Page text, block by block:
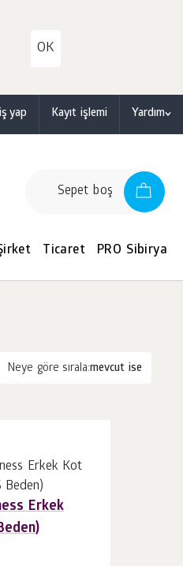
OK
yap Kayıt işlemi Yardım
Sepet boş
Ticaret PRO Sibirya
Neye göre sırala:mevcut ise
Erkek